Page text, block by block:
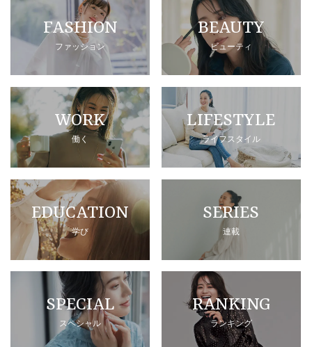
FASHION
ファッション
BEAUTY
ビューティ
WORK
働く
LIFESTYLE
ライフスタイル
EDUCATION
学び
SERIES
連載
SPECIAL
スペシャル
RANKING
ランキング